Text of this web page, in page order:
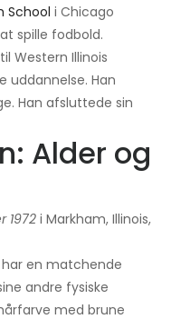
School i Chicago
spille fodbold.
Western Illinois
uddannelse. Han
Han afsluttede sin
Alder og
1972i Markham, Illinois,
en matchende
andre fysiske
med brune